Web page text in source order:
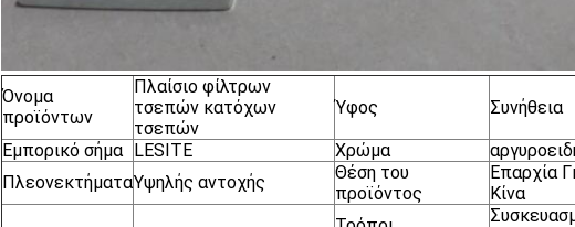
Όνομα
προϊόντων
Πλαίσιο φίλτρων
τσεπών κατόχων
τσεπών
Ύφος Συνήθεια
Εμπορικό σήμα LESITE Χρώμα
ΠλεονεκτήματαΥψηλής αντοχής
Θέση του
προϊόντος
Επαρχία
Κίνα